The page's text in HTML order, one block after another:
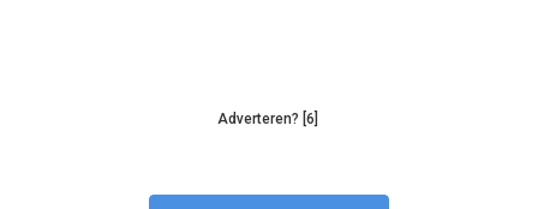
Adverteren? [6]